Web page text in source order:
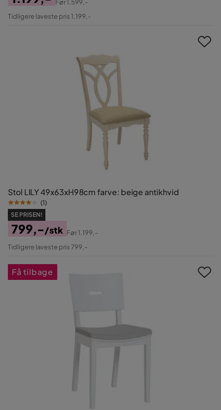
Pris
Original
Før
1.599,-
Tidligere laveste pris 1.199,-
Stol LILY 49x63xH98cm farve: beige antikhvid
(1)
SE PRISEN!
Pris
799,-/stk
Original
Før1.199,-
Tidligere laveste pris 799,-
Få tilbage